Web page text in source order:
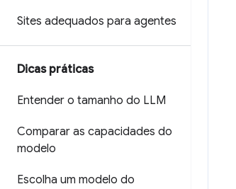
Sites adequados para agentes
Dicas práticas
Entender o tamanho do LLM
Comparar as capacidades do
modelo
Escolha um modelo do